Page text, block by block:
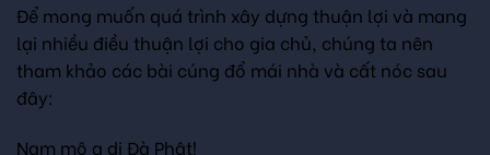
Để mong muốn quá trình xây dựng thuận lợi và mang
lại nhiều điều thuận lợi cho gia chủ, chúng ta nên
tham khảo các bài cúng đổ mái nhà và cất nóc sau
đây:
Nam mô a di Đà Phật!